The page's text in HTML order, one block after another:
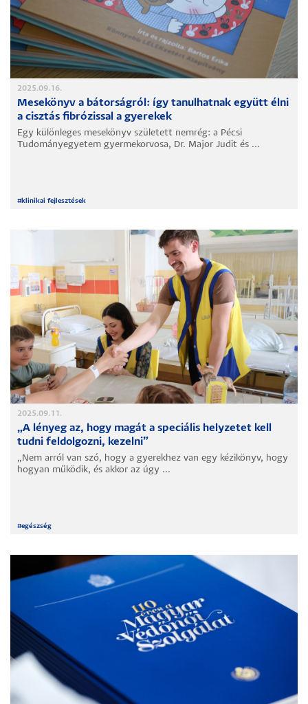
2025.09.16.
Mesekönyv a bátorságról: így tanulhatnak együtt élni
a cisztás fibrózissal a gyerekek
Egy különleges mesekönyv született nemrég: a Pécsi
Tudományegyetem gyermekorvosa, Dr. Major Judit és ...
# klinikai fejlesztések
2025.09.11.
„A lényeg az, hogy magát a speciális helyzetet kell
tudni feldolgozni, kezelni”
„Nem arról van szó, hogy a gyerekhez van egy kézikönyv, hogy
hogyan működik, és akkor az úgy ...
#egészség